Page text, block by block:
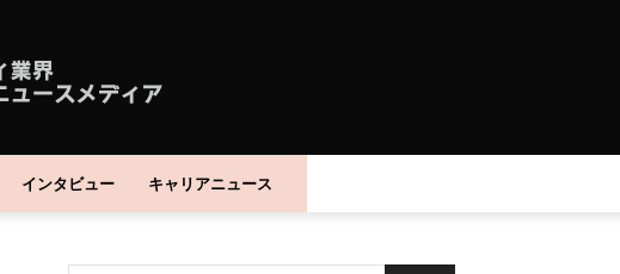
インタビュー キャリアニュース